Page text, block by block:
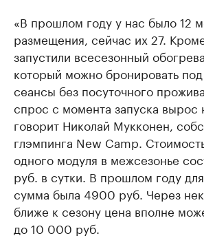
«В прошлом году у нас было 12
размещения, сейчас их 27.
запустили всесезонный
который можно бронировать
сеансы без посуточного
спрос с момента запуска вырос
говорит Николай Мукконен,
глэмпинга New Camp.
одного модуля в межсезонье
руб. в сутки. В прошлом году
сумма была 4900 руб. Через
ближе к сезону цена вполне
до 10 000 руб.